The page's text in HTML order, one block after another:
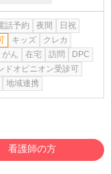
話予約 夜間
日祝
キッズ
クレカ
がん 在宅 訪問
DPC
ドオピニオン受診可
地域連携
看護師の方